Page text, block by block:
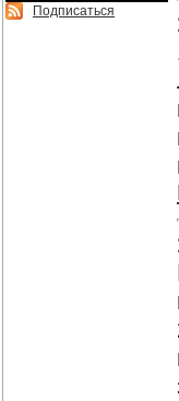
Подписаться